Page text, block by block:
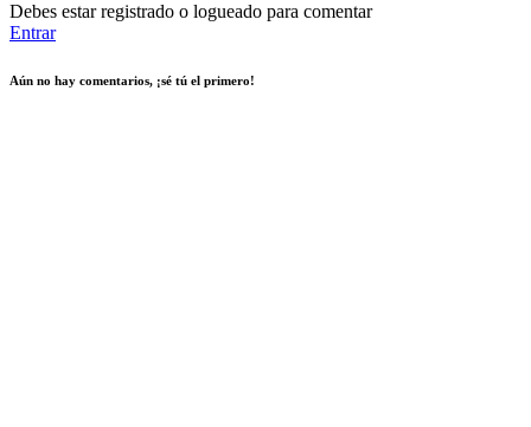
Debes estar registrado o logueado para comentar
Entrar
Aún no hay comentarios, ¡sé tú el primero!